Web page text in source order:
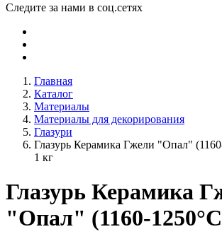
Следите за нами в соц.сетях
Главная
Каталог
Материалы
Материалы для декорирования
Глазури
Глазурь Керамика Гжели "Опал"
1 кг
Глазурь Керамика
"Опал" (1160-